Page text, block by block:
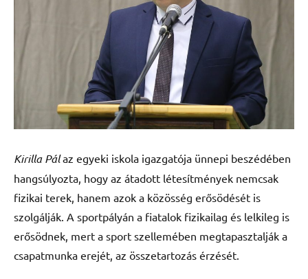
Kirilla Pálaz egyeki iskola igazgatója ünnepi beszédében
hangsúlyozta, hogy az átadott létesítmények nemcsak
fizikai terek, hanem azok a közösség erősödését is
szolgálják. A sportpályán a fiatalok fizikailag és lelkileg is
erősödnek, mert a sport szellemében megtapasztalják a
csapatmunka erejét, az összetartozás érzését.